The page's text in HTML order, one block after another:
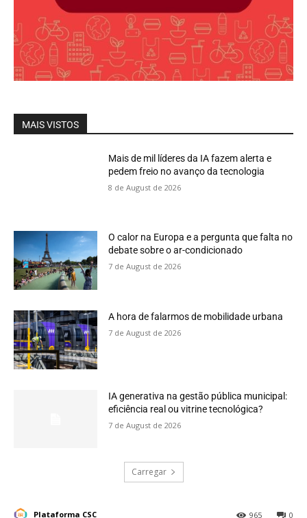
MAIS VISTOS
Mais de mil líderes da IA fazem alerta e
pedem freio no avanço da tecnologia
8 de August de 2026
O calor na Europa e a pergunta que falta no
debate sobre o ar-condicionado
7 de August de 2026
A hora de falarmos de mobilidade urbana
7 de August de 2026
IA generativa na gestão pública municipal:
eficiência real ou vitrine tecnológica?
7 de August de 2026
Carregar
Plataforma CSC 0
965